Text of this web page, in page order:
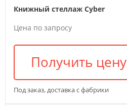
Книжный стеллаж Cyber
Цена по запросу
Получить цену
Под заказ, доставка с фабрики